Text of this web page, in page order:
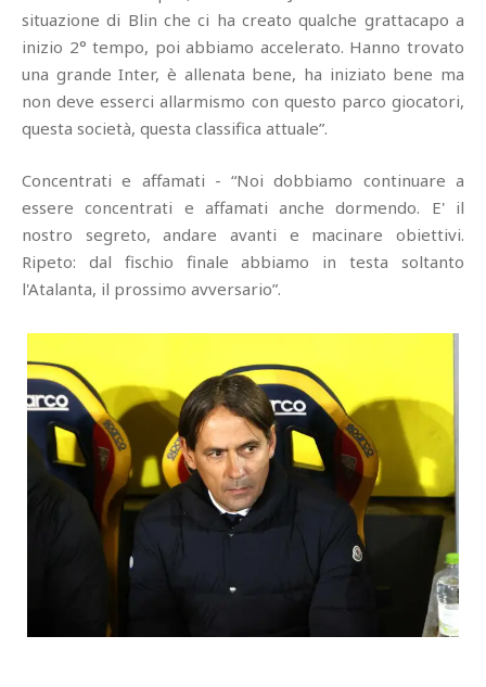
situazione di Blin che ci ha creato qualche grattacapo a
inizio 2° tempo, poi abbiamo accelerato. Hanno trovato
una grande Inter, è allenata bene, ha iniziato bene ma
non deve esserci allarmismo con questo parco giocatori,
questa società, questa classifica attuale”.
Concentrati e affamati - “Noi dobbiamo continuare a
essere concentrati e affamati anche dormendo. E' il
nostro segreto, andare avanti e macinare obiettivi.
Ripeto: dal fischio finale abbiamo in testa soltanto
l'Atalanta, il prossimo avversario”.